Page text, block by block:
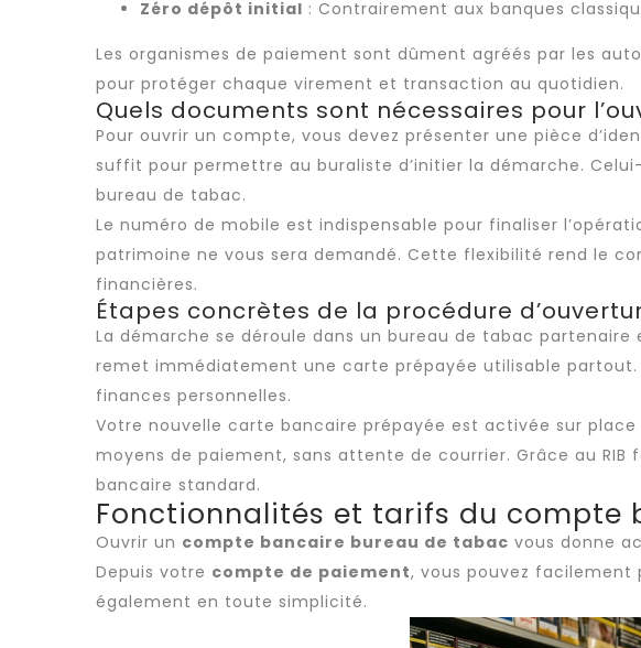
Zéro dépôt initial : Contrairement aux banques
Les organismes de paiement sont dûment agréés par les
pour protéger chaque virement et transaction au quotidien.
Quels documents sont nécessaires pour
Pour ouvrir un compte, vous devez présenter une pièce
suffit pour permettre au buraliste d’initier la démarche.
bureau de tabac.
Le numéro de mobile est indispensable pour finaliser
patrimoine ne vous sera demandé. Cette flexibilité rend le
financières.
Étapes concrètes de la procédure
La démarche se déroule dans un bureau de tabac
remet immédiatement une carte prépayée utilisable
finances personnelles.
Votre nouvelle carte bancaire prépayée est activée sur
moyens de paiement, sans attente de courrier. Grâce au
bancaire standard.
Fonctionnalités et tarifs du compte
Ouvrir un compte bancaire bureau de tabac vous donne
Depuis votre compte de paiement, vous pouvez facilement
également en toute simplicité.